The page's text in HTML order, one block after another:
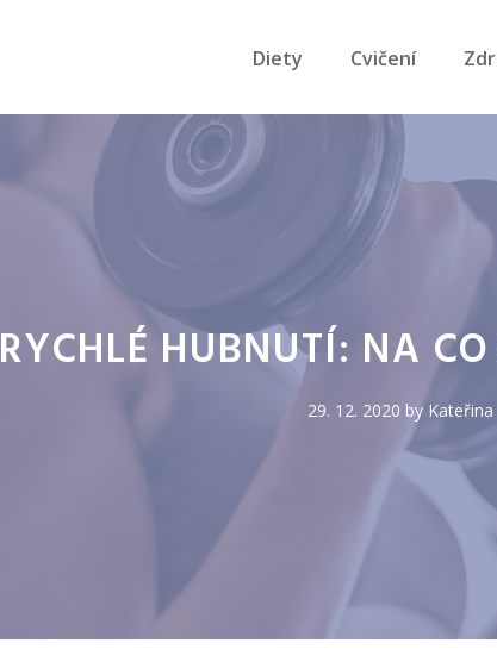
Diety Cvičení
RYCHLÉ HUBNUTÍ: NA
29. 12. 2020 by Kateřina